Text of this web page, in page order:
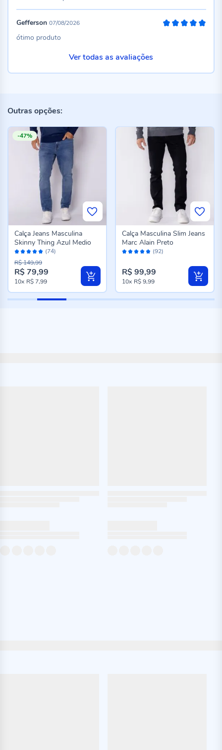
Gefferson 07/08/2026
ótimo produto
Ver todas as avaliações
Outras opções:
-47%
Avaliação:
96%
(74)
Calça Jeans Masculina
Skinny Thing Azul Medio
R$ 79,99
R$ 149,99
10x R$ 7,99
Avaliação: (92)
Calça Masculina Slim Jeans
Marc Alain Preto
R$ 99,99
10x R$ 9,99